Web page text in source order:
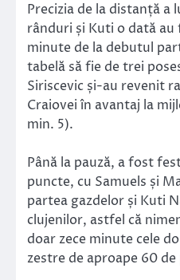
Precizia de la distanță a
rânduri și Kuti o dată
minute de la debutul
tabelă să fie de trei
Siriscevic și-au revenit
Craiovei în avantaj la
min. 5).
Până la pauză, a fost
puncte, cu Samuels și
partea gazdelor și Kuti
clujenilor, astfel că
doar zece minute cele
zestre de aproape 60